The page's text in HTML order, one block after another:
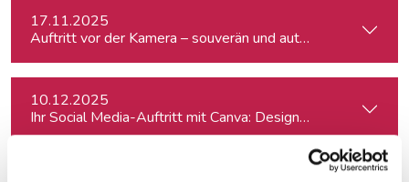
17.11.2025
Auftritt vor der Kamera – souverän und authentisch
10.12.2025
Ihr Social Media-Auftritt mit Canva: Designs, die begeistern